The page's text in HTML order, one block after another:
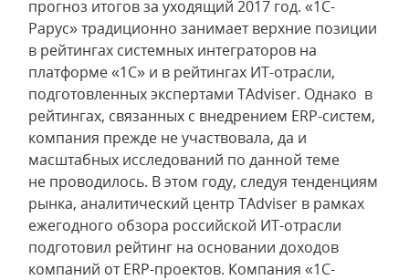
прогноз итогов за уходящий 2017 год. «1С-
Рарус» традиционно занимает верхние позиции
в рейтингах системных интеграторов на
платформе «1С» и в рейтингах ИТ-отрасли,
подготовленных экспертами TAdviser. Однако в
рейтингах, связанных с внедрением ERP-систем,
компания прежде не участвовала, да и
масштабных исследований по данной теме
не проводилось. В этом году, следуя тенденциям
рынка, аналитический центр TAdviser в рамках
ежегодного обзора российской ИТ-отрасли
подготовил рейтинг на основании доходов
компаний от ERP-проектов. Компания «1С-